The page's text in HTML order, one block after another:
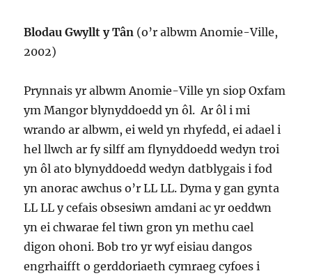
Blodau Gwyllt y Tân (o’r albwm Anomie-Ville,
2002)
Prynnais yr albwm Anomie-Ville yn siop Oxfam
ym Mangor blynyddoedd yn ôl. Ar ôl i mi
wrando ar albwm, ei weld yn rhyfedd, ei adael i
hel llwch ar fy silff am flynyddoedd wedyn troi
yn ôl ato blynyddoedd wedyn datblygais i fod
yn anorac awchus o’r LL LL. Dyma y gan gynta
LL LL y cefais obsesiwn amdani ac yr oeddwn
yn ei chwarae fel tiwn gron yn methu cael
digon ohoni. Bob tro yr wyf eisiau dangos
engrhaifft o gerddoriaeth cymraeg cyfoes i